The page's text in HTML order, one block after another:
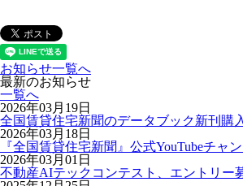
お知らせ一覧へ
最新のお知らせ
一覧へ
2026年03月19日
全国賃貸住宅新聞のデータブック新刊購
2026年03月18日
『全国賃貸住宅新聞』公式YouTubeチャ
2026年03月01日
不動産AIテックコンテスト、エントリー